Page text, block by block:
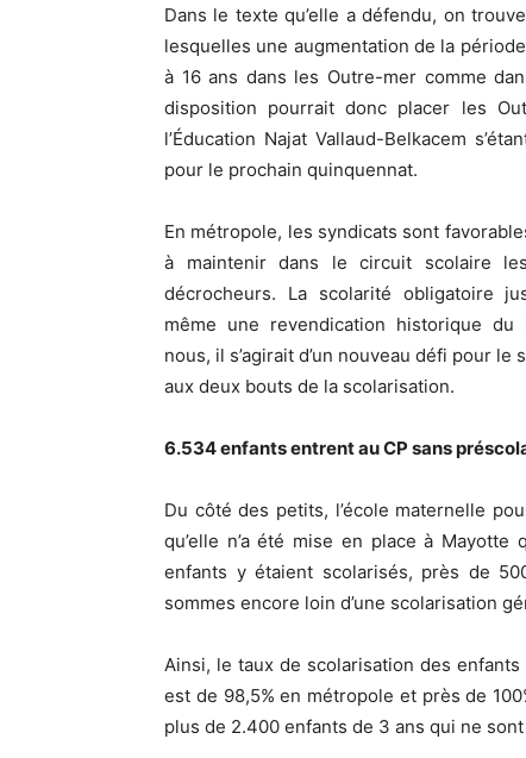
Dans le texte qu’elle a défendu, on
lesquelles une augmentation de la
à 16 ans dans les Outre-mer comme
disposition pourrait donc placer les
l’Éducation Najat Vallaud-Belkacem
pour le prochain quinquennat.
En métropole, les syndicats sont
à maintenir dans le circuit scolaire
décrocheurs. La scolarité obligatoire
même une revendication historique du
nous, il s’agirait d’un nouveau défi pour
aux deux bouts de la scolarisation.
6.534 enfants entrent au CP sans
Du côté des petits, l’école maternelle
qu’elle n’a été mise en place à Mayotte
enfants y étaient scolarisés, près de
sommes encore loin d’une scolarisation
Ainsi, le taux de scolarisation des
est de 98,5% en métropole et près de
plus de 2.400 enfants de 3 ans qui ne